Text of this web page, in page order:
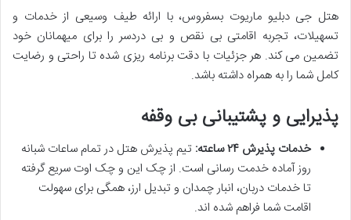
هتل جی دبلیو ماریوت بسفروس، با ارائه طیف وسیعی از خدمات و
تسهیلات، تجربه اقامتی بی نقص و بی دردسر را برای میهمانان خود
تضمین می کند. هر جزئیات با دقت برنامه ریزی شده تا راحتی و رضایت
کامل شما را به همراه داشته باشد.
پذیرایی و پشتیبانی بی وقفه
خدمات پذیرش ۲۴ ساعته:
تیم پذیرش هتل در تمام ساعات شبانه
روز آماده خدمت رسانی است. از چک این و چک اوت سریع گرفته
تا خدمات دربان، انبار چمدان و تبدیل ارز، همگی برای سهولت
اقامت شما فراهم شده اند.